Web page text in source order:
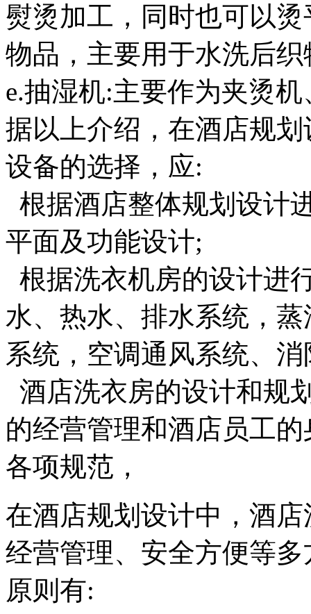
熨烫加工，同时也可以
物品，主要用于水洗后
e.抽湿机:主要作为夹烫
据以上介绍，在酒店规
设备的选择，应:
根据酒店整体规划设计
平面及功能设计;
根据洗衣机房的设计进
水、热水、排水系统，
系统，空调通风系统、
酒店洗衣房的设计和规
的经营管理和酒店员工
各项规范，
在酒店规划设计中，酒
经营管理、安全方便等
原则有: